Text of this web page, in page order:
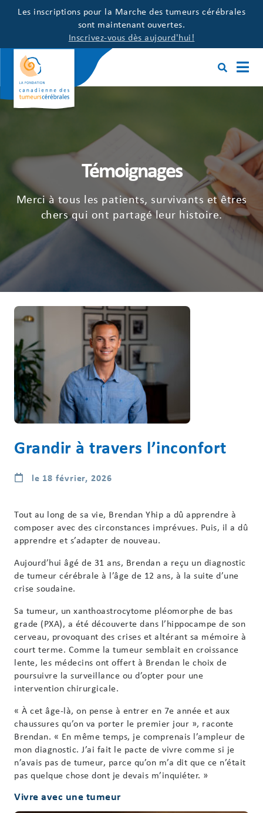
Les inscriptions pour la Marche des tumeurs cérébrales
sont maintenant ouvertes.
Inscrivez-vous dès aujourd'hui!
Témoignages
Merci à tous les patients, survivants et êtres
chers qui ont partagé leur histoire.
Grandir à travers l’inconfort
le 18 février, 2026
Tout au long de sa vie, Brendan Yhip a dû apprendre à
composer avec des circonstances imprévues. Puis, il a dû
apprendre et s’adapter de nouveau.
Aujourd’hui âgé de 31 ans, Brendan a reçu un diagnostic
de tumeur cérébrale à l’âge de 12 ans, à la suite d’une
crise soudaine.
Sa tumeur, un xanthoastrocytome pléomorphe de bas
grade (PXA), a été découverte dans l’hippocampe de son
cerveau, provoquant des crises et altérant sa mémoire à
court terme. Comme la tumeur semblait en croissance
lente, les médecins ont offert à Brendan le choix de
poursuivre la surveillance ou d’opter pour une
intervention chirurgicale.
« À cet âge-là, on pense à entrer en 7e année et aux
chaussures qu’on va porter le premier jour », raconte
Brendan. « En même temps, je comprenais l’ampleur de
mon diagnostic. J’ai fait le pacte de vivre comme si je
n’avais pas de tumeur, parce qu’on m’a dit que ce n’était
pas quelque chose dont je devais m’inquiéter. »
Vivre avec une tumeur